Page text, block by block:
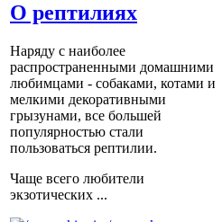
О рептилиях
Наряду с наиболее
распространенными домашними
любимцами - собаками, котами и
мелкими декоративными
грызунами, все большей
популярностью стали
пользоваться рептилии.
Чаще всего любители
экзотических ...